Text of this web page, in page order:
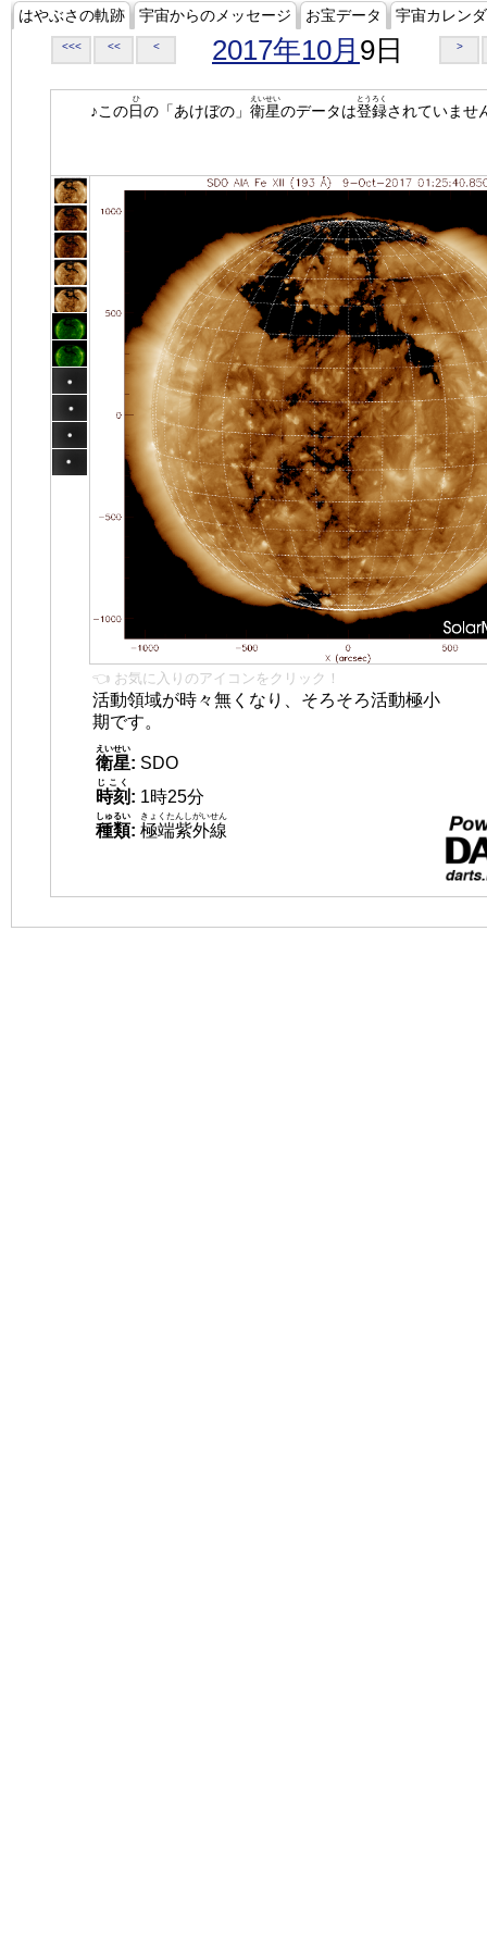
はやぶさの軌跡 宇宙からのメッセージ お宝データ 宇宙カレン
<<< << < 2017年10月 9日 >
♪この日
ひ
の「あけぼの」 衛星
えいせい
のデータは登録
とうろく
されていませ
👈 お気に入りのアイコンをクリック！
活動領域が時々無くなり、そろそろ活動極小
期です。
衛星
えいせい
: SDO
時刻
じこく
: 1時25分
種類
しゅるい
: 極端紫外線
きょくたんしがいせん